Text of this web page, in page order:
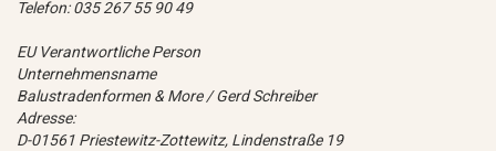
Telefon: 035 267 55 90 49
EU Verantwortliche Person
Unternehmensname
Balustradenformen & More / Gerd Schreiber
Adresse:
D-01561 Priestewitz-Zottewitz, Lindenstraße 19